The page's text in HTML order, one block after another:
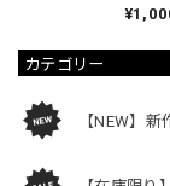
カテゴリー
【NEW】新